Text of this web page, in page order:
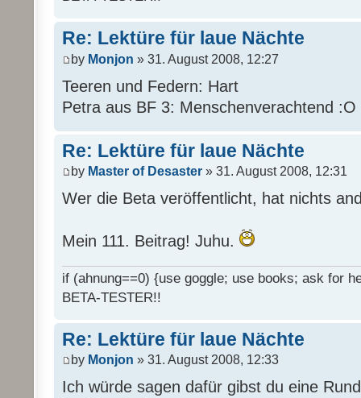
Re: Lektüre für laue Nächte
by Monjon » 31. August 2008, 12:27
Teeren und Federn: Hart
Petra aus BF 3: Menschenverachtend :O
Re: Lektüre für laue Nächte
by Master of Desaster » 31. August 2008, 12:31
Wer die Beta veröffentlicht, hat nichts
Mein 111. Beitrag! Juhu.
if (ahnung==0) {use goggle; use books; ask for
BETA-TESTER!!
Re: Lektüre für laue Nächte
by Monjon » 31. August 2008, 12:33
Ich würde sagen dafür gibst du eine